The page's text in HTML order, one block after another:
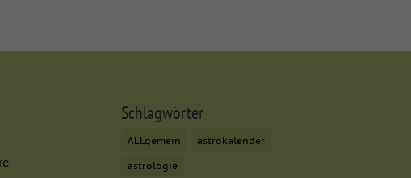
Schlagwörter
ALLgemein astrokalender
astrologie